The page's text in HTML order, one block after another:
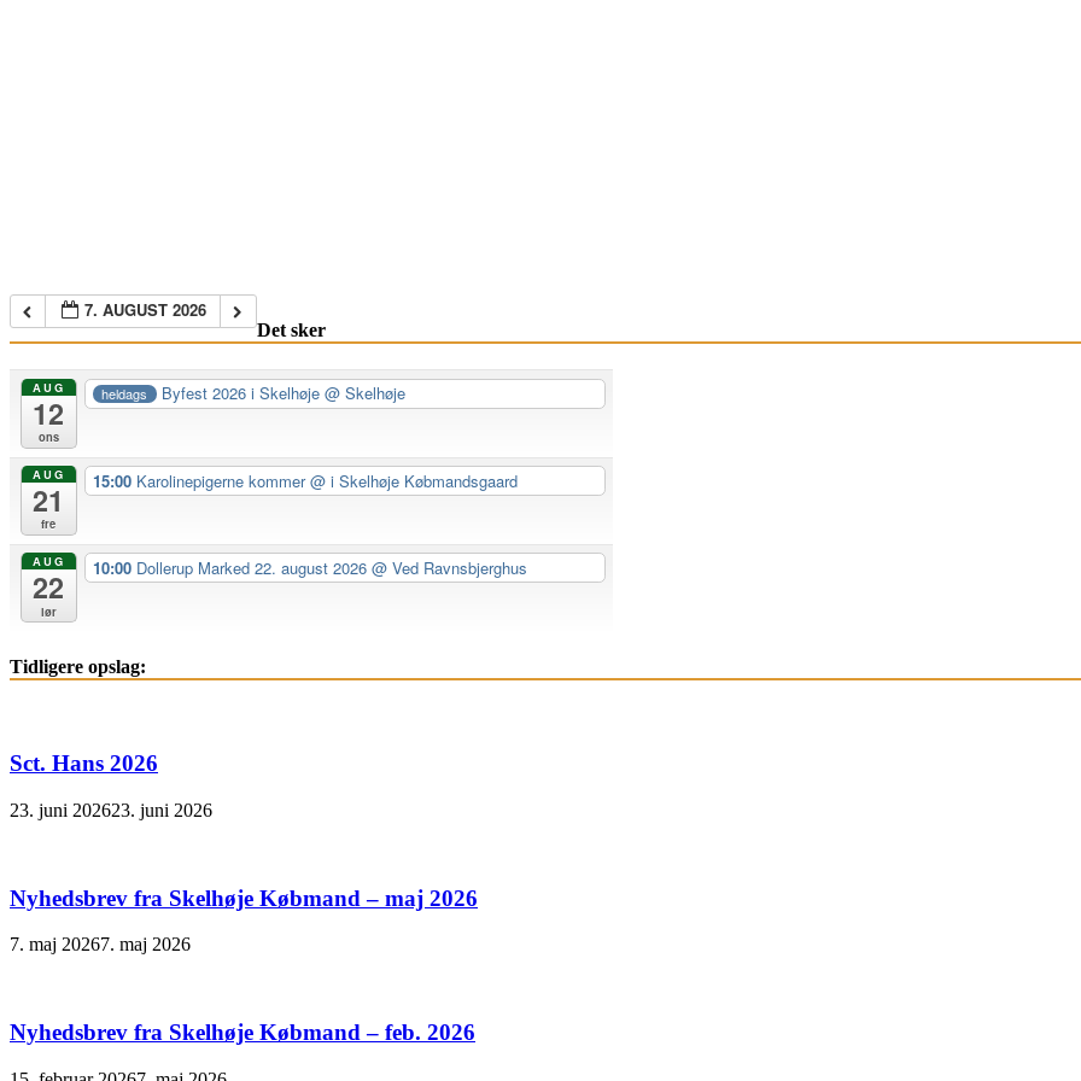
7. AUGUST 2026
Det sker
AUG
12
ons
heldags Byfest 2026 i Skelhøje@ Skelhøje
AUG
21
fre
15:00 Karolinepigerne kommer@ i Skelhøje Købmandsgaard
AUG
22
lør
10:00 Dollerup Marked 22. august 2026 @ Ved Ravnsbjerghus
Tidligere opslag:
Sct. Hans 2026
23. juni 202623. juni 2026
Nyhedsbrev fra Skelhøje Købmand – maj 2026
7. maj 20267. maj 2026
Nyhedsbrev fra Skelhøje Købmand – feb. 2026